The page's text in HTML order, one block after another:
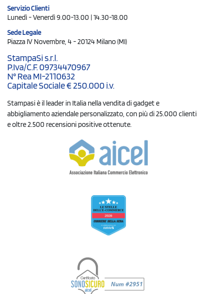
Servizio Clienti
Lunedì - Venerdì 9.00-13.00 | 14.30-18.00
Sede Legale
Piazza IV Novembre, 4 - 20124 Milano (MI)
StampaSi s.r.l.
P.Iva/C.F. 09734470967
N° Rea MI-2110632
Capitale Sociale € 250.000 i.v.
Stampasi è il leader in Italia nella vendita di gadget e
abbigliamento aziendale personalizzato, con più di 25.000 clienti
e oltre 2.500 recensioni positive ottenute.